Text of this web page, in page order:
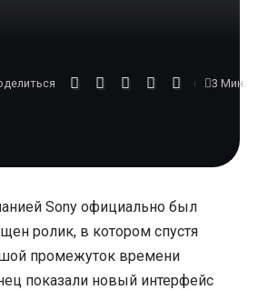
3 Мин.
Sony официально был
ролик, в котором спустя
промежуток времени
показали новый интерфейс